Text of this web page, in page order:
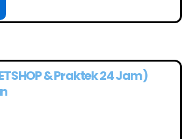
& Praktek 24 Jam)